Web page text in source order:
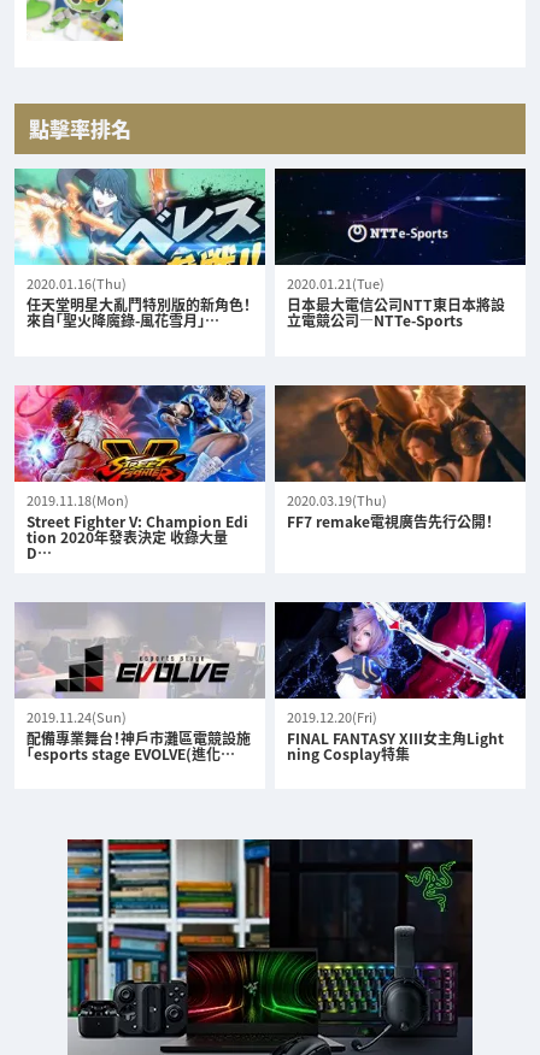
點擊率排名
2020.01.16(Thu)
任天堂明星大亂鬥特別版的新角色！
來自「聖火降魔錄-風花雪月」…
2020.01.21(Tue)
日本最大電信公司NTT東日本將設
立電競公司—NTTe-Sports
2019.11.18(Mon)
Street Fighter V: Champion Edi
tion 2020年發表決定 收錄大量
D…
2020.03.19(Thu)
FF7 remake電視廣告先行公開！
2019.11.24(Sun)
配備專業舞台！神戶市灘區電競設施
「esports stage EVOLVE(進化…
2019.12.20(Fri)
FINAL FANTASY XIII女主角Light
ning Cosplay特集